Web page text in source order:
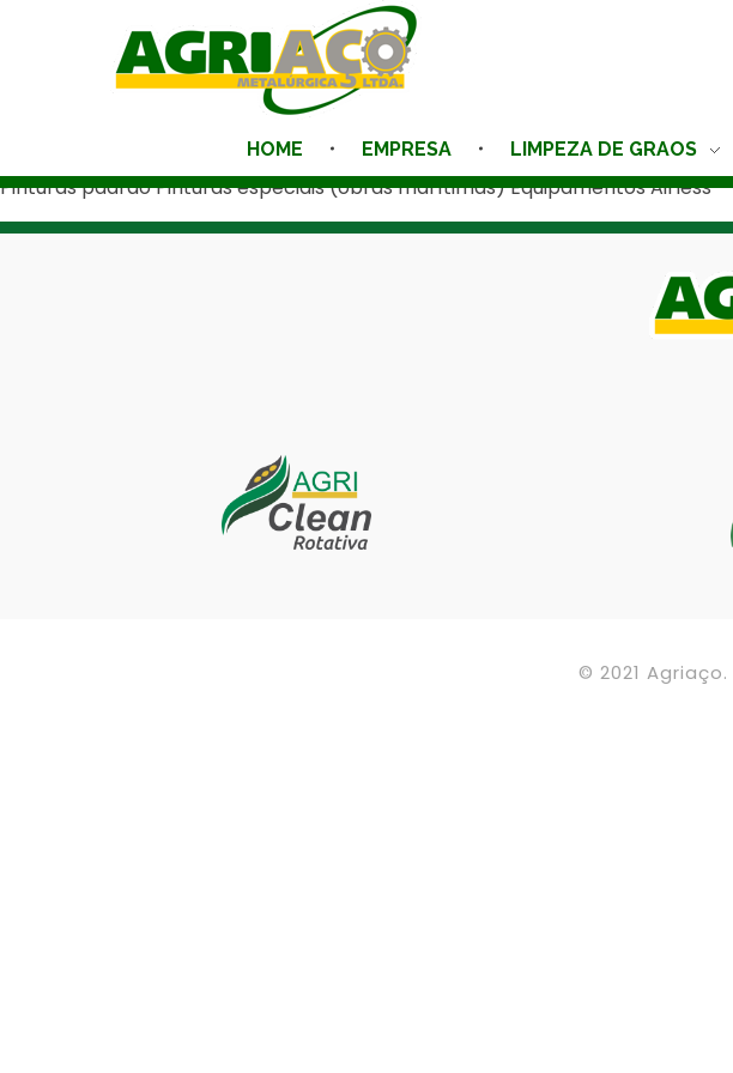
HOME EMPRESA LIMPEZA DE GRAOS
Pintura Líquida
Pinturas padrão Pinturas especiais (obras marítimas) Equipamentos Airless
© 2021